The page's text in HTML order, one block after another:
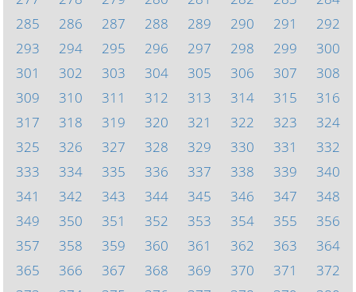
285
286 287 288 289 290 291
292
293
294 295 296 297 298 299
300
301
302 303 304 305 306 307
308
309
310 311 312 313 314 315
316
317
318 319 320 321 322 323
324
325
326 327 328 329 330 331
332
333
334 335 336 337 338 339
340
341
342 343 344 345 346 347
348
349
350 351 352 353 354 355
356
357
358 359 360 361 362 363
364
365
366 367 368 369 370 371
372